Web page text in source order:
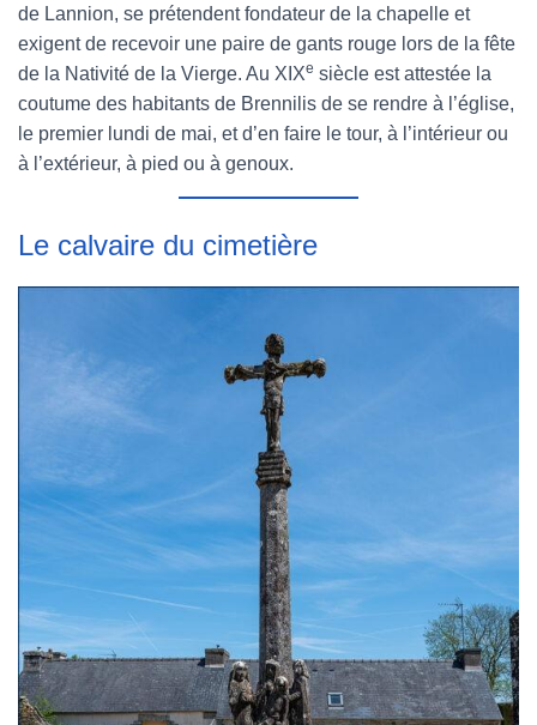
de Lannion, se prétendent fondateur de la chapelle et
exigent de recevoir une paire de gants rouge lors de la fête
de la Nativité de la Vierge. Au XIXe siècle est attestée la
coutume des habitants de Brennilis de se rendre à l’église,
le premier lundi de mai, et d’en faire le tour, à l’intérieur ou
à l’extérieur, à pied ou à genoux.
Le calvaire du cimetière